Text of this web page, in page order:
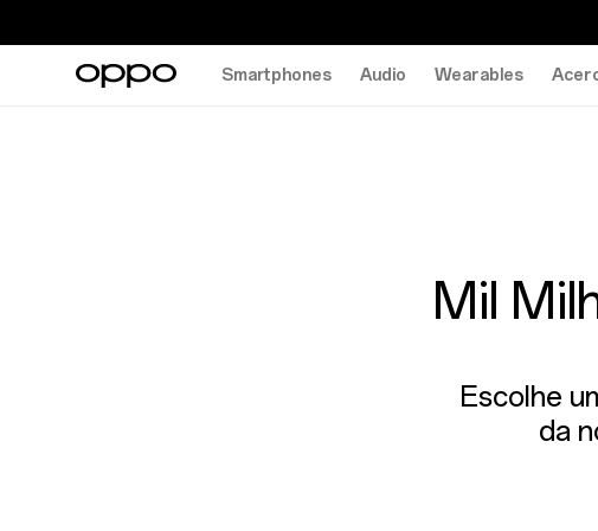
Smartphones Audio Wearables
Mil
Escolhe
da